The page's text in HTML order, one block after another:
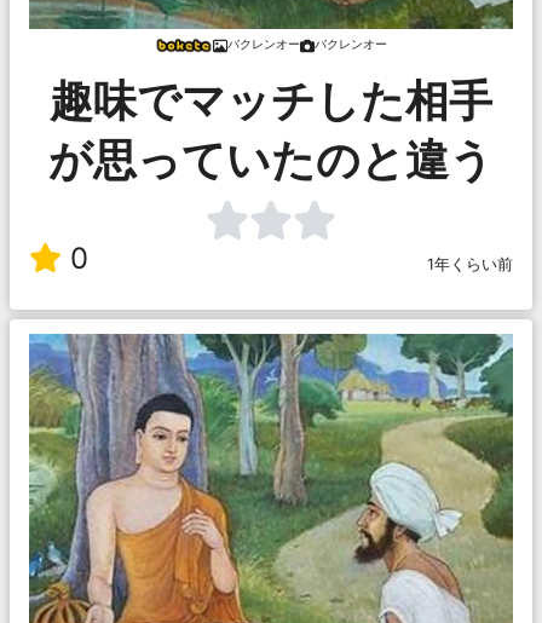
バクレンオー バクレンオー
趣味でマッチした相手
が思っていたのと違う
0 1年くらい前